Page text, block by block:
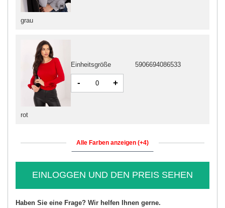
grau
rot
Einheitsgröße 5906694086533
- +
Alle Farben anzeigen (+4)
EINLOGGEN UND DEN PREIS SEHEN
Haben Sie eine Frage? Wir helfen Ihnen gerne.